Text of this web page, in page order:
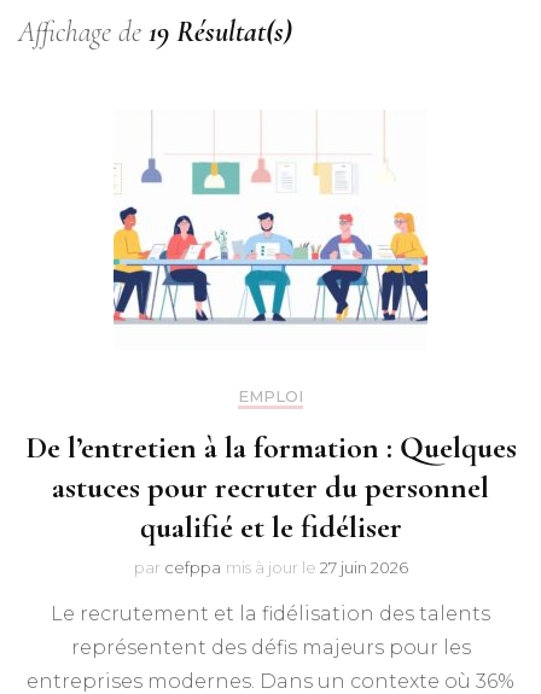
Affichage de 19 Résultat(s)
EMPLOI
De l’entretien à la formation : Quelques
astuces pour recruter du personnel
qualifié et le fidéliser
par cefppa mis à jour le 27 juin 2026
Le recrutement et la fidélisation des talents
représentent des défis majeurs pour les
entreprises modernes. Dans un contexte où 36%